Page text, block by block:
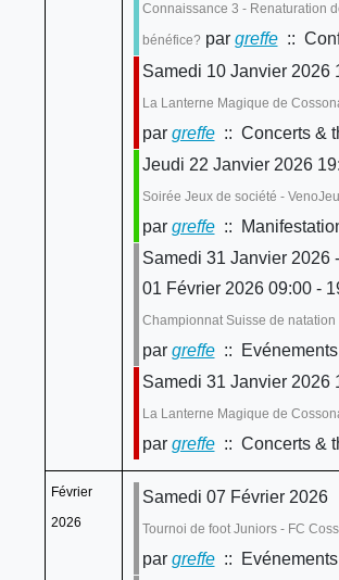
Connaissance 3 - Renaturation
bénéfice? par greffe::
Samedi 10 Janvier 2026
La Lanterne Magique de
par greffe:: Concerts &
Jeudi 22 Janvier 2026
Soirée Jeux de société -
par greffe::
Samedi 31 Janvier 2026
01 Février 2026 09:00 -
Championnat Suisse de
par greffe:: Evénements
Samedi 31 Janvier 2026
La Lanterne Magique de
par greffe:: Concerts &
Février
2026
Samedi 07 Février 2026
Tournoi de foot Juniors - FC
par greffe:: Evénements